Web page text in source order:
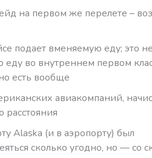
на первом же перелете –
подает вменяемую еду; это
еду во внутреннем первом
есть вообще
авиакомпаний,
расстояния
Alaska (и в аэропорту) был
сколько угодно, но — со